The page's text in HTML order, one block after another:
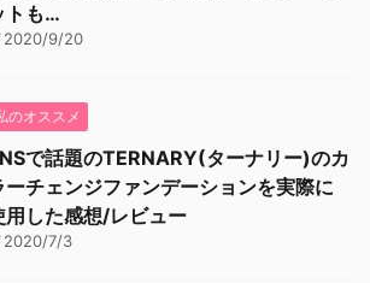
トも…
2020/9/20
のオススメ
で話題のTERNARY(ターナリー)のカ
ーチェンジファンデーションを実際に
用した感想/レビュー
2020/7/3